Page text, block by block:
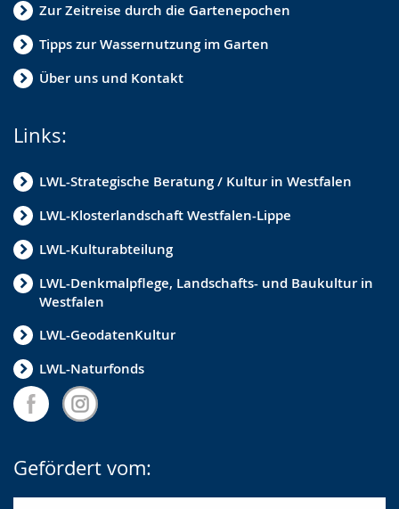
Zur Zeitreise durch die Gartenepochen
Tipps zur Wassernutzung im Garten
Über uns und Kontakt
Links:
LWL-Strategische Beratung / Kultur in Westfalen
LWL-Klosterlandschaft Westfalen-Lippe
LWL-Kulturabteilung
LWL-Denkmalpflege, Landschafts- und Baukultur in
Westfalen
LWL-GeodatenKultur
LWL-Naturfonds
Gefördert vom: